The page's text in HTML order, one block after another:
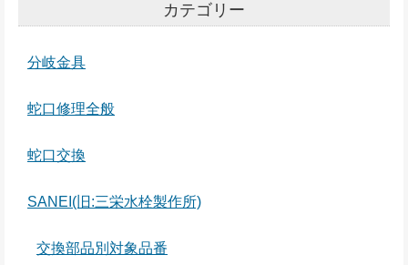
カテゴリー
分岐金具
蛇口修理全般
蛇口交換
SANEI(旧:三栄水栓製作所)
交換部品別対象品番